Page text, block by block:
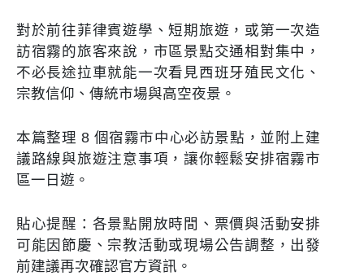
對於前往菲律賓遊學、短期旅遊，或第一次造
訪宿霧的旅客來說，市區景點交通相對集中，
不必長途拉車就能一次看見西班牙殖民文化、
宗教信仰、傳統市場與高空夜景。
本篇整理 8 個宿霧市中心必訪景點，並附上建
議路線與旅遊注意事項，讓你輕鬆安排宿霧市
區一日遊。
貼心提醒：各景點開放時間、票價與活動安排
可能因節慶、宗教活動或現場公告調整，出發
前建議再次確認官方資訊。